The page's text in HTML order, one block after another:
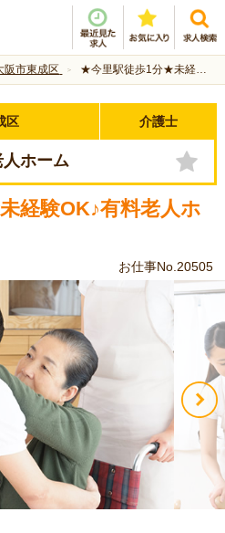
阪市東成区 ★今里駅徒歩1分★未経験OK♪有料老人ホームでのお仕事！
区 介護士
ホーム
経験OK♪有料老人ホ
お仕事No.20505